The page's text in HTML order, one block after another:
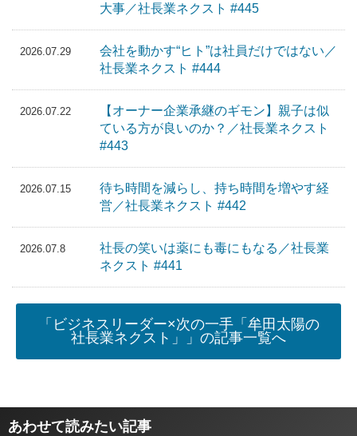
大事／社長業ネクスト #445
2026.07.29
会社を動かす“ヒト”は社員だけではない／
社長業ネクスト #444
2026.07.22
【オーナー企業承継のギモン】親子は似
ている方が良いのか？／社長業ネクスト
#443
2026.07.15
待ち時間を減らし、持ち時間を増やす経
営／社長業ネクスト #442
2026.07.8
社長の笑いは薬にも毒にもなる／社長業
ネクスト #441
「ビジネスリーダー×次の一手「牟田太陽の
社長業ネクスト」」の記事一覧へ
あわせて読みたい記事